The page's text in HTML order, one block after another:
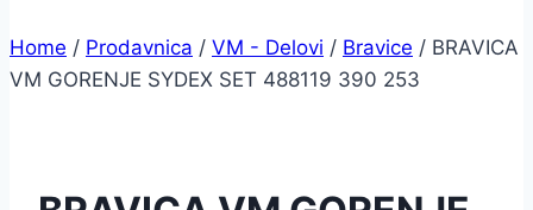
Home / Prodavnica / VM - Delovi / Bravice / BRAVICA
VM GORENJE SYDEX SET 488119 390 253